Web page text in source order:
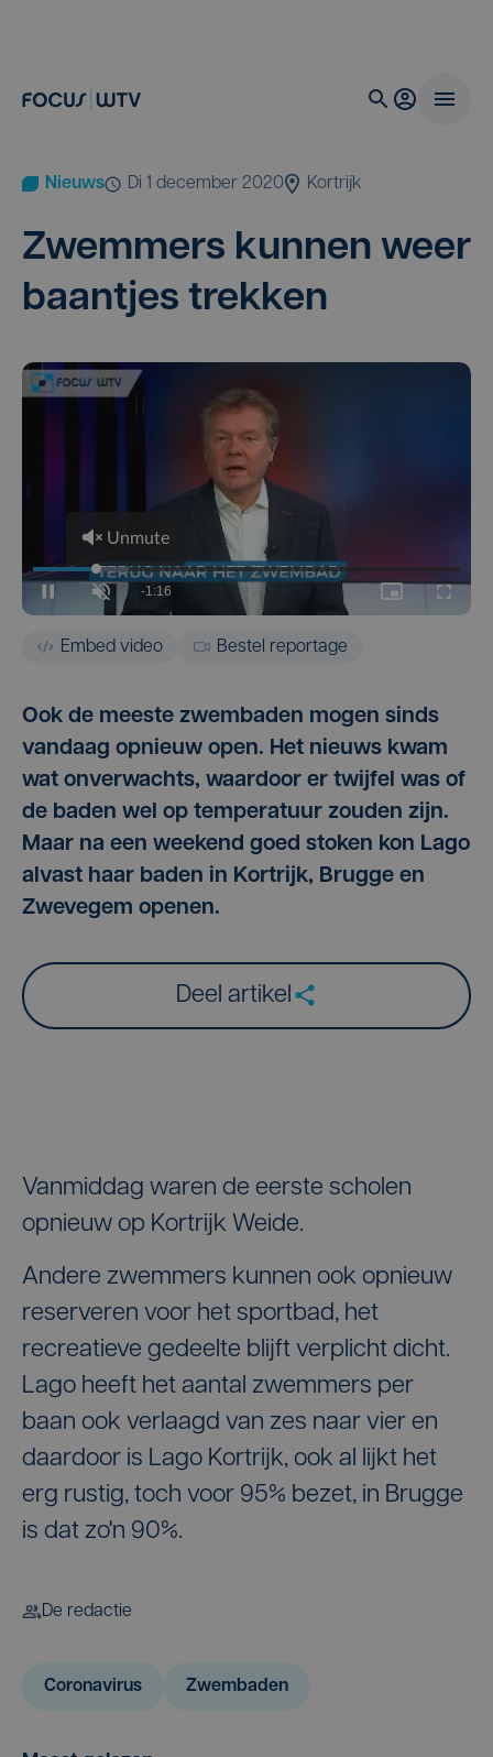
Nieuws di 1 december 2020 Kortrijk
Zwem­mers kun­nen weer
baan­tjes trekken
Embed video Bestel reportage
Ook de meeste zwembaden mogen sinds
vandaag opnieuw open. Het nieuws kwam
wat onverwachts, waardoor er twijfel was of
de baden wel op temperatuur zouden zijn.
Maar na een weekend goed stoken kon Lago
alvast haar baden in Kortrijk, Brugge en
Zwevegem openen.
Deel artikel
Vanmiddag waren de eerste scholen
opnieuw op Kortrijk Weide.
Andere zwemmers kunnen ook opnieuw
reserveren voor het sportbad, het
recreatieve gedeelte blijft verplicht dicht.
Lago heeft het aantal zwemmers per
baan ook verlaagd van zes naar vier en
daardoor is Lago Kortrijk, ook al lijkt het
erg rustig, toch voor 95% bezet, in Brugge
is dat zo'n 90%.
De redactie
Coronavirus Zwembaden